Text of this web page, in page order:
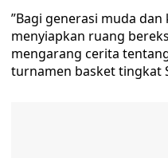
​”Bagi generasi muda
menyiapkan ruang
mengarang cerita
turnamen basket tingkat